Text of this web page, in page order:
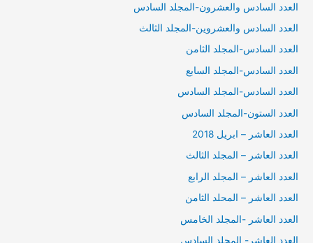
العدد السادس والعشرون-المجلد السادس
العدد السادس والعشروين-المجلد الثالث
العدد السادس-المجلد الثامن
العدد السادس-المجلد السابع
العدد السادس-المجلد السادس
العدد الستون-المجلد السادس
العدد العاشر – ابريل 2018
العدد العاشر – المجلد الثالث
العدد العاشر – المجلد الرابع
العدد العاشر – المحلد الثامن
العدد العاشر -المجلد الخامس
العدد العاشر- المجلد السادس